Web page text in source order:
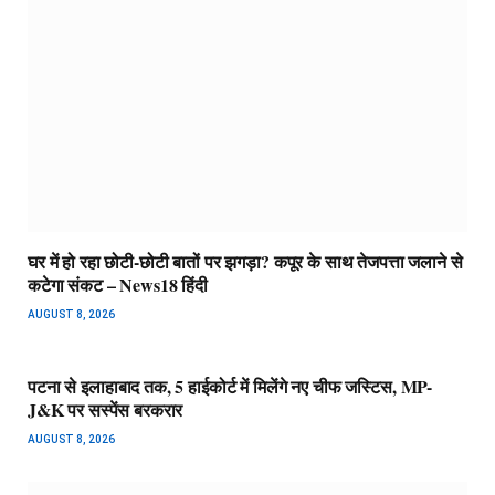
घर में हो रहा छोटी-छोटी बातों पर झगड़ा? कपूर के साथ तेजपत्ता जलाने से
कटेगा संकट – News18 हिंदी
AUGUST 8, 2026
पटना से इलाहाबाद तक, 5 हाईकोर्ट में मिलेंगे नए चीफ जस्टिस, MP-
J&K पर सस्पेंस बरकरार
AUGUST 8, 2026